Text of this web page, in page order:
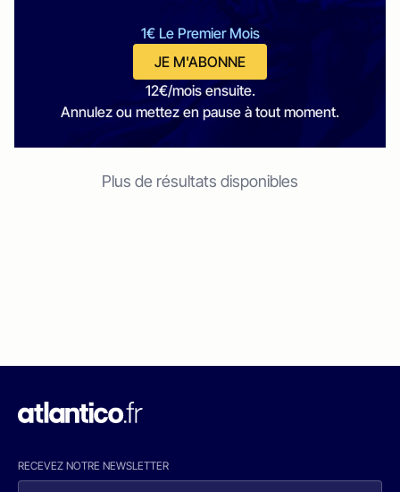
1€ Le Premier Mois
JE M'ABONNE
12€/mois ensuite.
Annulez ou mettez en pause à tout moment.
Plus de résultats disponibles
RECEVEZ NOTRE NEWSLETTER